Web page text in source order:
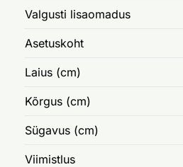
Valgusti lisaomadus
Asetuskoht
Laius (cm)
Kõrgus (cm)
Sügavus (cm)
Viimistlus